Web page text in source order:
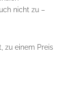
nicht zu –
zu einem Preis